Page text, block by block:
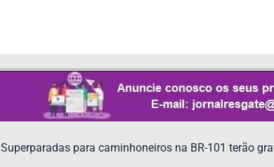
Superparadas para caminhoneiros na BR-101 terão